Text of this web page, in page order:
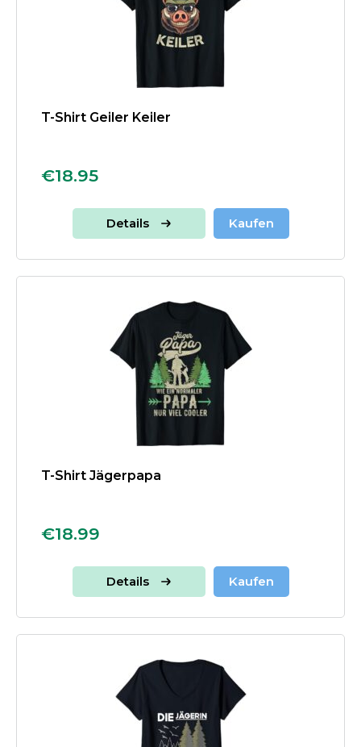
T-Shirt Geiler Keiler
€18.95
Details Kaufen
T-Shirt Jägerpapa
€18.99
Details Kaufen